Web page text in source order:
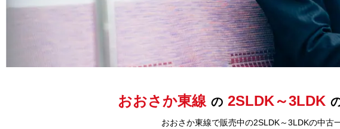
おおさか東線 の 2SLDK～3LDK
おおさか東線で販売中の2SLDK～3LDKの中古